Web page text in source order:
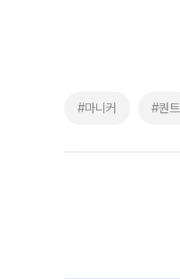
#마니커 #퀀트